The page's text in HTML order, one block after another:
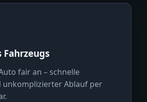
fair an – schnelle
unkomplizierter Ablauf per